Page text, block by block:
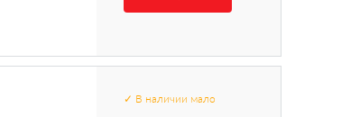
✓ В наличии мало